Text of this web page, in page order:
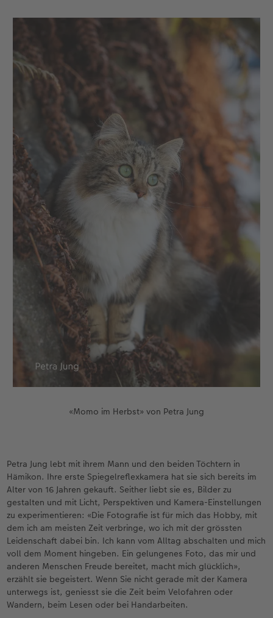
«Momo im Herbst» von Petra Jung
Petra Jung lebt mit ihrem Mann und den beiden Töchtern in
Hämikon. Ihre erste Spiegelreflexkamera hat sie sich bereits im
Alter von 16 Jahren gekauft. Seither liebt sie es, Bilder zu
gestalten und mit Licht, Perspektiven und Kamera-Einstellungen
zu experimentieren: «Die Fotografie ist für mich das Hobby, mit
dem ich am meisten Zeit verbringe, wo ich mit der grössten
Leidenschaft dabei bin. Ich kann vom Alltag abschalten und mich
voll dem Moment hingeben. Ein gelungenes Foto, das mir und
anderen Menschen Freude bereitet, macht mich glücklich»,
erzählt sie begeistert. Wenn Sie nicht gerade mit der Kamera
unterwegs ist, geniesst sie die Zeit beim Velofahren oder
Wandern, beim Lesen oder bei Handarbeiten.